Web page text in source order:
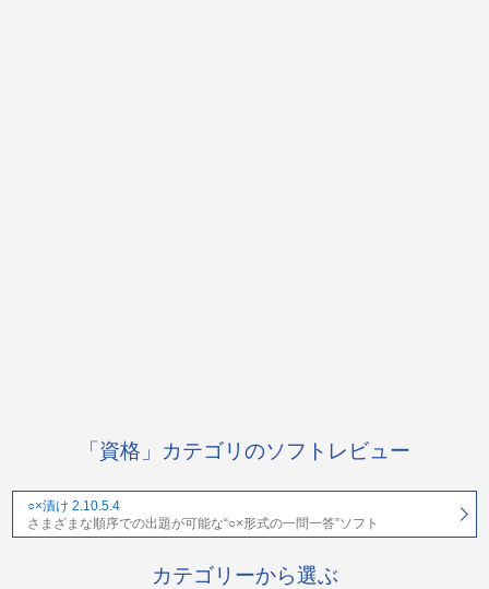
「資格」カテゴリのソフトレビュー
○×漬け 2.10.5.4
さまざまな順序での出題が可能な“○×形式の一問一答”ソフト
カテゴリーから選ぶ